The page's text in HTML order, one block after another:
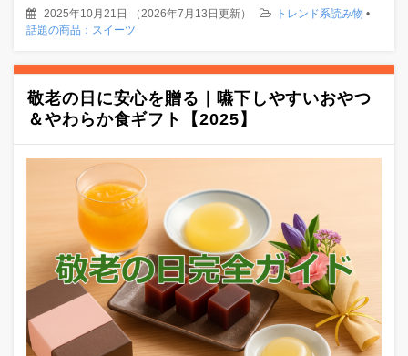
2025年10月21日 （2026年7月13日更新） トレンド系読み物 •
話題の商品：スイーツ
敬老の日に安心を贈る｜嚥下しやすいおやつ
＆やわらか食ギフト【2025】